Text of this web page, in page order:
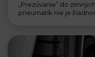
„Prezúvanie” do
pneumatík nie je